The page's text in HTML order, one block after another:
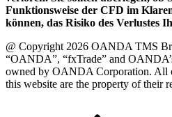
Funktionsweise der CFD im
können, das Risiko des Verlustes
@ Copyright 2026 OANDA TMS
“OANDA”, “fxTrade” and
owned by OANDA Corporation. All
this website are the property of their